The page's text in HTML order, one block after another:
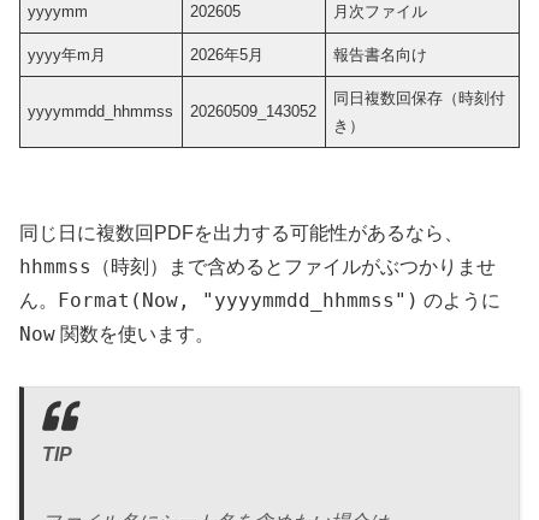
yyyymm 202605 月次ファイル
yyyy年m月 2026年5月 報告書名向け
yyyymmdd_hhmmss 20260509_143052
同日複数回保存（時刻付
き）
同じ日に複数回PDFを出力する可能性があるなら、
hhmmss
（時刻）まで含めるとファイルがぶつかりませ
ん。
Format(Now, "yyyymmdd_hhmmss") のように
Now 関数を使います。
TIP